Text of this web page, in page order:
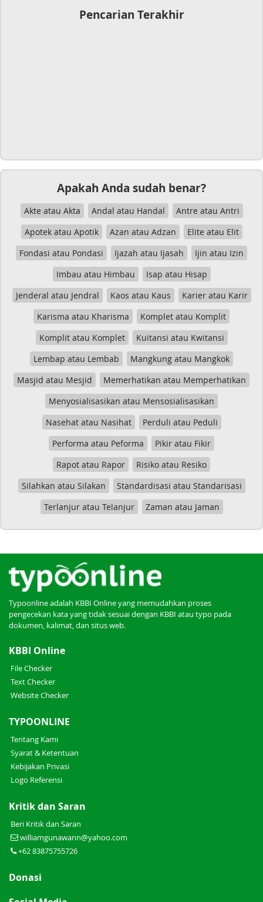
Pencarian Terakhir
Apakah Anda sudah benar?
Akte atau Akta Andal atau Handal
Antre atau Antri
Apotek atau Apotik
Azan atau Adzan
Elite atau Elit
Fondasi atau Pondasi
Ijazah atau Ijasah
Ijin atau Izin
Imbau atau Himbau
Isap atau Hisap
Jenderal atau Jendral
Kaos atau Kaus
Karier atau Karir
Karisma atau Kharisma
Komplet atau Komplit
Komplit atau Komplet
Kuitansi atau Kwitansi
Lembap atau Lembab
Mangkung atau Mangkok
Masjid atau Mesjid
Memerhatikan atau Memperhatikan
Menyosialisasikan atau Mensosialisasikan
Nasehat atau Nasihat
Perduli atau Peduli
Performa atau Peforma
Pikir atau Fikir
Rapot atau Rapor
Risiko atau Resiko
Silahkan atau Silakan
Standardisasi atau Standarisasi
Terlanjur atau Telanjur
Zaman atau Jaman
Typoonline adalah KBBI Online yang memudahkan proses
pengecekan kata yang tidak sesuai dengan KBBI atau typo pada
dokumen, kalimat, dan situs web.
KBBI Online
File Checker
Text Checker
Website Checker
TYPOONLINE
Tentang Kami
Syarat & Ketentuan
Kebijakan Privasi
Logo Referensi
Kritik dan Saran
Beri Kritik dan Saran
williamgunawann@yahoo.com
+62 83875755726
Donasi